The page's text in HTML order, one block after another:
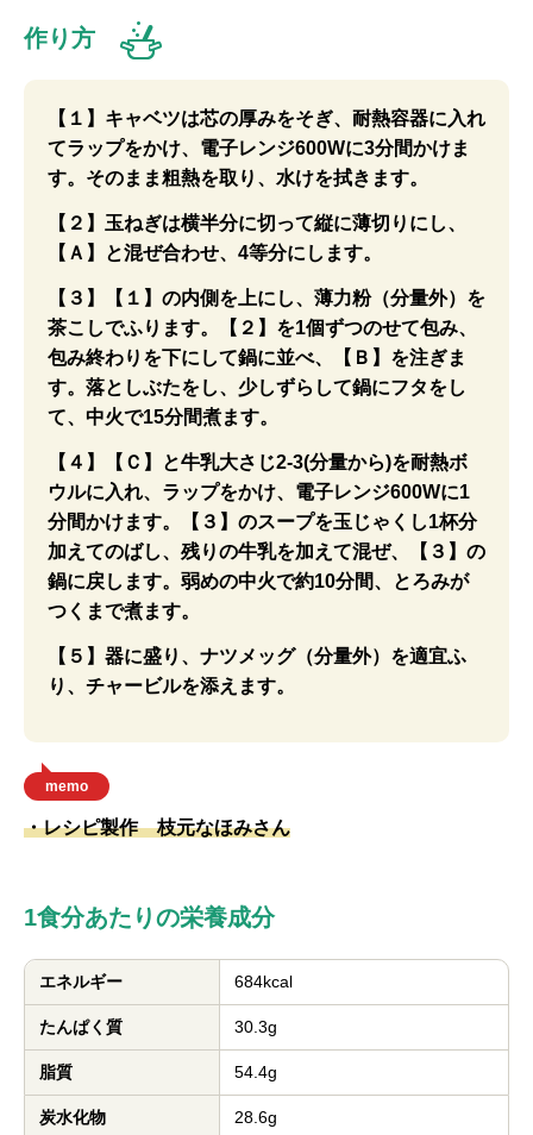
作り方
【１】キャベツは芯の厚みをそぎ、耐熱容器に入れ
てラップをかけ、電子レンジ600Wに3分間かけま
す。そのまま粗熱を取り、水けを拭きます。
【２】玉ねぎは横半分に切って縦に薄切りにし、
【Ａ】と混ぜ合わせ、4等分にします。
【３】【１】の内側を上にし、薄力粉（分量外）を
茶こしでふります。【２】を1個ずつのせて包み、
包み終わりを下にして鍋に並べ、【Ｂ】を注ぎま
す。落としぶたをし、少しずらして鍋にフタをし
て、中火で15分間煮ます。
【４】【Ｃ】と牛乳大さじ2-3(分量から)を耐熱ボ
ウルに入れ、ラップをかけ、電子レンジ600Wに1
分間かけます。【３】のスープを玉じゃくし1杯分
加えてのばし、残りの牛乳を加えて混ぜ、【３】の
鍋に戻します。弱めの中火で約10分間、とろみが
つくまで煮ます。
【５】器に盛り、ナツメッグ（分量外）を適宜ふ
り、チャービルを添えます。
memo
・レシピ製作 枝元なほみさん
1食分あたりの栄養成分
エネルギー 684kcal
たんぱく質 30.3g
脂質 54.4g
炭水化物 28.6g